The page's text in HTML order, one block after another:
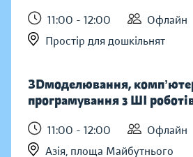
11:00 - 12:00
Офлайн
Простір для дошкільнят
ЗDмоделювання,
програмування з ШІ
11:00 - 12:00
Офлайн
Азія, площа Майбутнього